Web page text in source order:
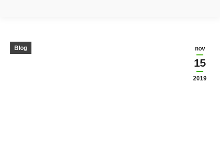
nov
15
2019
Blog